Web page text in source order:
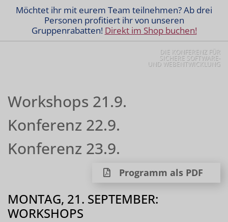
Möchtet ihr mit eurem Team teilnehmen? Ab drei
Personen profitiert ihr von unseren
Gruppenrabatten! Direkt im Shop buchen!
DIE KONFERENZ FÜR
SICHERE SOFTWARE-
UND WEBENTWICKLUNG
Programm für
Workshops 21.9.
Konferenz 22.9.
Konferenz 23.9.
Programm als PDF
MONTAG, 21. SEPTEMBER:
WORKSHOPS